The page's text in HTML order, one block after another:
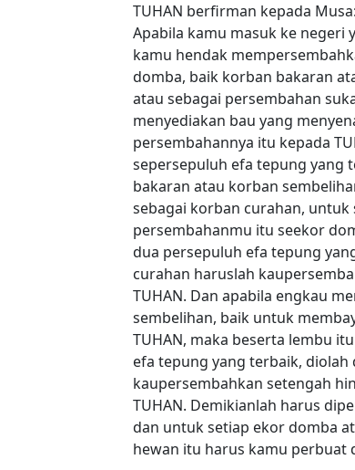
TUHAN berfirman kepada
Apabila kamu masuk ke negeri
kamu hendak
domba, baik korban bakaran
atau sebagai persembahan
menyediakan bau yang
persembahannya itu kepada
sepersepuluh efa tepung yang
bakaran atau korban
sebagai korban curahan,
persembahanmu itu seekor
dua persepuluh efa tepung
curahan haruslah
TUHAN. Dan apabila engkau
sembelihan, baik untuk
TUHAN, maka beserta lembu
efa tepung yang terbaik,
kaupersembahkan setengah
TUHAN. Demikianlah harus
dan untuk setiap ekor domba
hewan itu harus kamu perbuat